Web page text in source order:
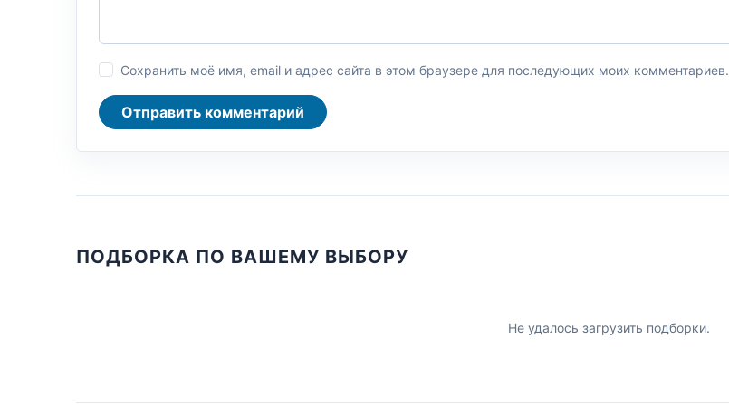
Сохранить моё имя, email и адрес сайта в этом браузере для последующих моих комментариев.
Отправить комментарий
ПОДБОРКА ПО ВАШЕМУ ВЫБОРУ
Не удалось загрузить подборки.